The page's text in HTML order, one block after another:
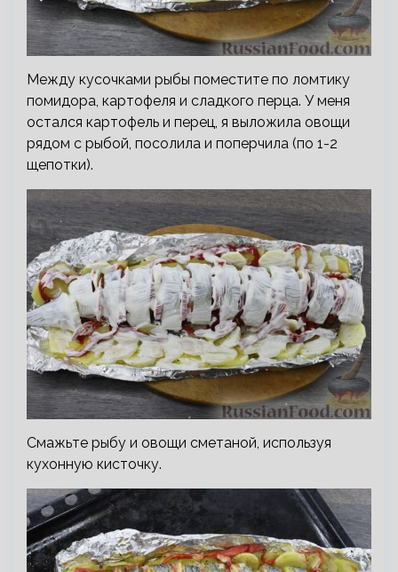
Между кусочками рыбы поместите по ломтику
помидора, картофеля и сладкого перца. У меня
остался картофель и перец, я выложила овощи
рядом с рыбой, посолила и поперчила (по 1-2
щепотки).
Смажьте рыбу и овощи сметаной, используя
кухонную кисточку.